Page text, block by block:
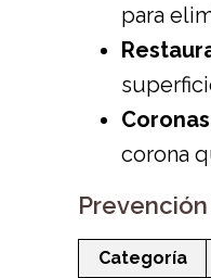
para
corona
Categoría